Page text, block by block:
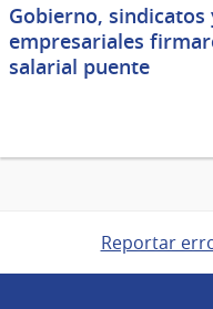
Gobierno, sindicatos
empresariales
salarial puente
Reportar